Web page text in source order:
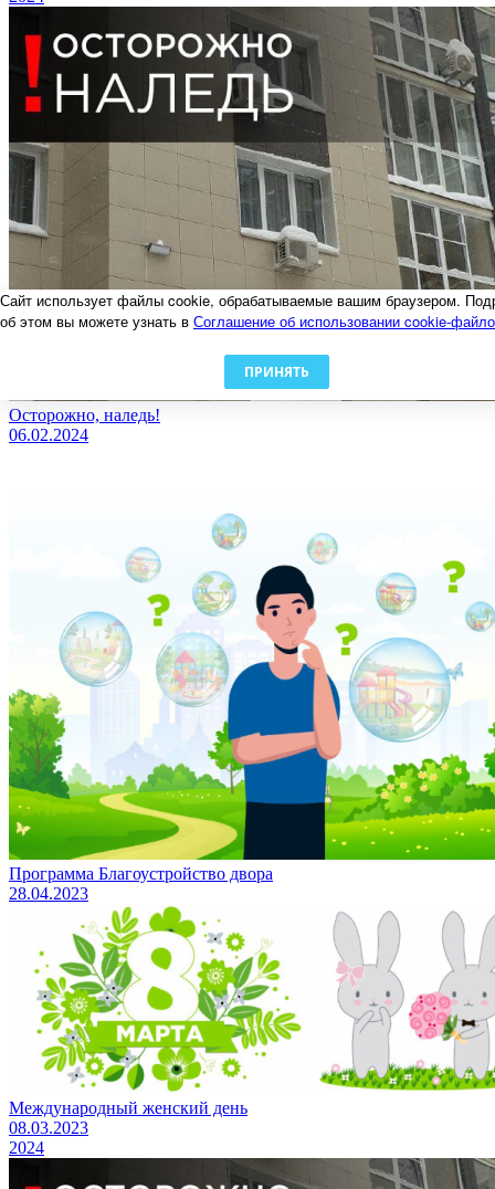
Осторожно, наледь!
06.02.2024
Программа Благоустройство двора
28.04.2023
Международный женский день
08.03.2023
2024
Сайт использует файлы cookie, обрабатываемые вашим браузером.
об этом вы можете узнать в Соглашение об использовании cookie-
ПРИНЯТЬ